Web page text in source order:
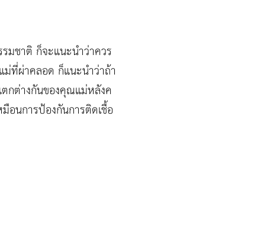
ชาติ ก็จะแนะนำว่าควร
ที่ผ่าคลอด ก็แนะนำว่าถ้า
กต่างกันของคุณแม่หลังค
นการป้องกันการติดเชื้อ